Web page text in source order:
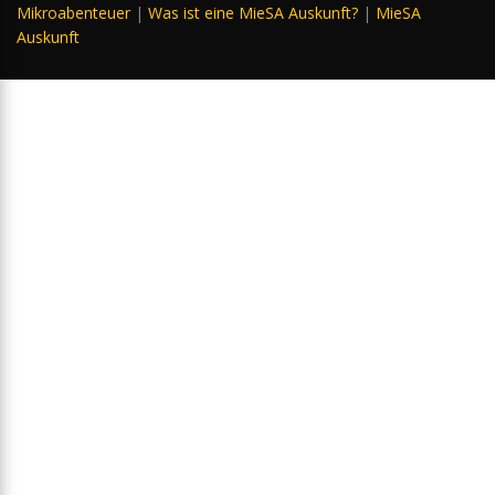
Mikroabenteuer | Was ist eine MieSA Auskunft? | MieSA
Auskunft